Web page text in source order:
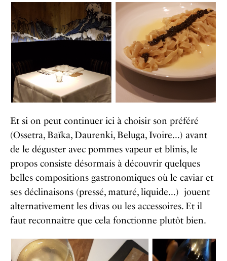
Et si on peut continuer ici à choisir son préféré
(Ossetra, Baïka, Daurenki, Beluga, Ivoire…) avant
de le déguster avec pommes vapeur et blinis, le
propos consiste désormais à découvrir quelques
belles compositions gastronomiques où le caviar et
ses déclinaisons (pressé, maturé, liquide…) jouent
alternativement les divas ou les accessoires. Et il
faut reconnaître que cela fonctionne plutôt bien.